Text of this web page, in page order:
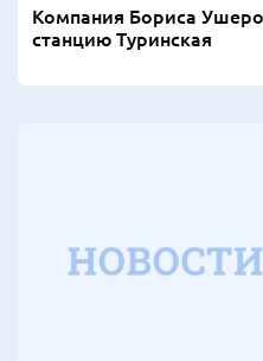
Компания Бориса
станцию Туринская